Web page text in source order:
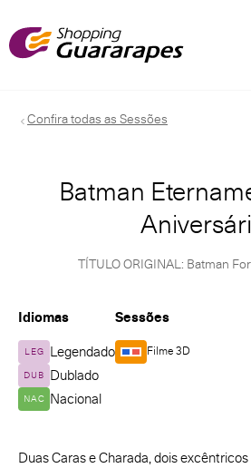
Confira todas as Sessões
Batman
TÍTULO ORIGINAL: Batman
Idiomas
LEG Legendado
DUB Dublado
NAC Nacional
Sessões
Filme 3D
Duas Caras e Charada, dois